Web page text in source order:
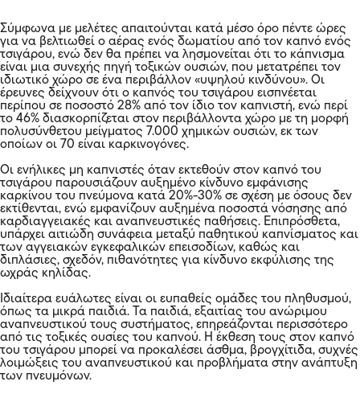
Σύμφωνα με μελέτες απαιτούνται κατά μέσο όρο πέντε ώρες
για να βελτιωθεί ο αέρας ενός δωματίου από τον καπνό ενός
τσιγάρου, ενώ δεν θα πρέπει να λησμονείται ότι το κάπνισμα
είναι μια συνεχής πηγή τοξικών ουσιών, που μετατρέπει τον
ιδιωτικό χώρο σε ένα περιβάλλον «υψηλού κινδύνου». Οι
έρευνες δείχνουν ότι ο καπνός του τσιγάρου εισπνέεται
περίπου σε ποσοστό 28% από τον ίδιο τον καπνιστή, ενώ περί
το 46% διασκορπίζεται στον περιβάλλοντα χώρο με τη μορφή
πολυσύνθετου μείγματος 7.000 χημικών ουσιών, εκ των
οποίων οι 70 είναι καρκινογόνες.
Οι ενήλικες μη καπνιστές όταν εκτεθούν στον καπνό του
τσιγάρου παρουσιάζουν αυξημένο κίνδυνο εμφάνισης
καρκίνου του πνεύμονα κατά 20%-30% σε σχέση με όσους δεν
εκτίθενται, ενώ εμφανίζουν αυξημένα ποσοστά νόσησης από
καρδιαγγειακές και αναπνευστικές παθήσεις. Επιπρόσθετα,
υπάρχει αιτιώδη συνάφεια μεταξύ παθητικού καπνίσματος και
των αγγειακών εγκεφαλικών επεισοδίων, καθώς και
διπλάσιες, σχεδόν, πιθανότητες για κίνδυνο εκφύλισης της
ωχράς κηλίδας.
Ιδιαίτερα ευάλωτες είναι οι ευπαθείς ομάδες του πληθυσμού,
όπως τα μικρά παιδιά. Τα παιδιά, εξαιτίας του ανώριμου
αναπνευστικού τους συστήματος, επηρεάζονται περισσότερο
από τις τοξικές ουσίες του καπνού. Η έκθεση τους στον καπνό
του τσιγάρου μπορεί να προκαλέσει άσθμα, βρογχίτιδα, συχνές
λοιμώξεις του αναπνευστικού και προβλήματα στην ανάπτυξη
των πνευμόνων.